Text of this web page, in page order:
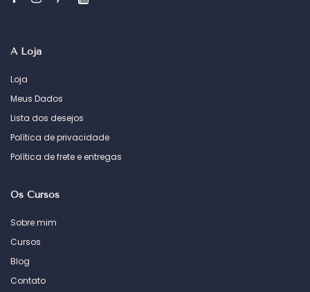
A Loja
Loja
Meus Dados
Lista dos desejos
Política de privacidade
Política de frete e entregas
Os Cursos
Sobre mim
Cursos
Blog
Contato